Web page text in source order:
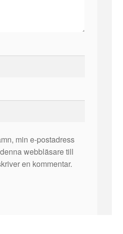
min e-postadress
webbläsare till
en kommentar.